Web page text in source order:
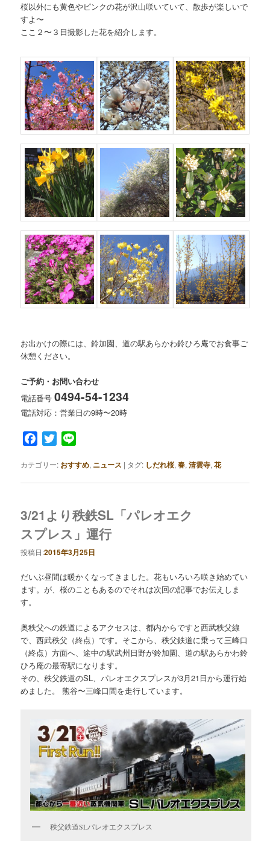
桜以外にも黄色やピンクの花が沢山咲いていて、散歩が楽しいで
すよ〜
ここ２〜３日撮影した花を紹介します。
お出かけの際には、鈴加園、道の駅あらかわ鈴ひろ庵でお食事ご
休憩ください。
ご予約・お問い合わせ
電話番号0494-54-1234
電話対応：営業日の9時〜20時
Facebook
Twitter
カテゴリー: おすすめ, ニュース | タグ: しだれ桜,春,清雲寺,花
3/21より秩鉄SL「パレオエク
スプレス」運行
投稿日:2015年3月25日
だいぶ昼間は暖かくなってきました。花もいろいろ咲き始めてい
ます。が、桜のこともあるのでそれは次回の記事でお伝えしま
す。
奥秩父への鉄道によるアクセスは、都内からですと西武秩父線
で、西武秩父（終点）です。そこから、秩父鉄道に乗って三峰口
（終点）方面へ、途中の駅武州日野が鈴加園、道の駅あらかわ鈴
ひろ庵の最寄駅になります。
その、秩父鉄道のSL、パレオエクスプレスが3月21日から運行始
めました。 熊谷〜三峰口間を走行しています。
秩父鉄道SLパレオエクスプレス